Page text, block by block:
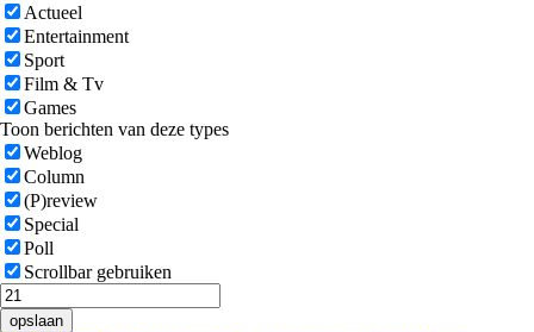
Actueel
Entertainment
Sport
Film & Tv
Games
Toon berichten van deze types
Weblog
Column
(P)review
Special
Poll
Scrollbar gebruiken
opslaan